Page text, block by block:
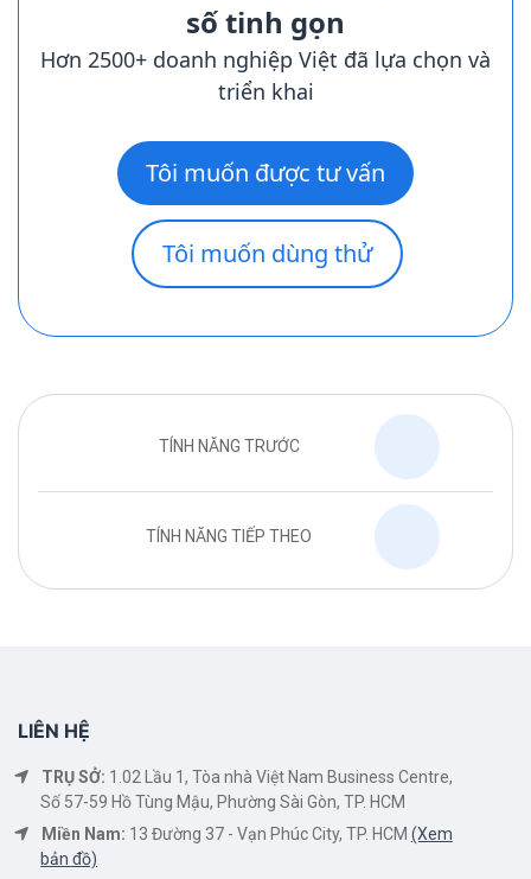
số tinh gọn
Hơn 2500+ doanh nghiệp Việt đã lựa chọn và
triển khai
Tôi muốn được tư vấn
Tôi muốn dùng thử
TÍNH NĂNG TRƯỚC
TÍNH NĂNG TIẾP THEO
LIÊN HỆ
TRỤ SỞ: 1.02 Lầu 1, Tòa nhà Việt Nam Business Centre,
Số 57-59 Hồ Tùng Mậu, Phường Sài Gòn, TP. HCM
Miền Nam: 13 Đường 37 - Vạn Phúc City, TP. HCM (Xem
bản đồ)